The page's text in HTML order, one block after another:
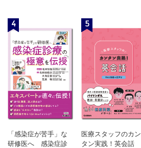
4
「感染症が苦手」な
研修医へ 感染症診
5
医療スタッフのカン
タン実践！英会話